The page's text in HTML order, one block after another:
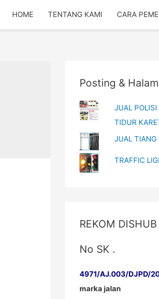
HOME TENTANG KAMI CARA
Posting &
JUAL
TIDUR
JUAL TIANG
TRAFFIC
REKOM DISHUB
No SK .
4971/AJ.003/DJPD/
marka jalan